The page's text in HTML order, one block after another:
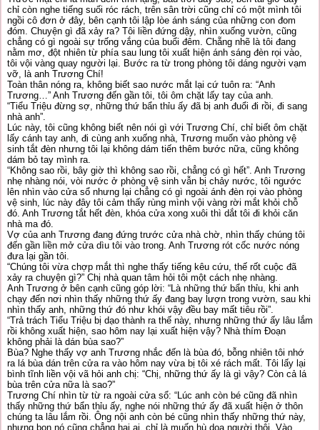
chỉ còn nghe tiếng suối róc rách, trên sân trời cũng chỉ có một mình tôi
ngồi cô đơn ở đây, bên cạnh tôi lập lòe ánh sáng của những con đom
đóm. Chuyện gì đã xảy ra? Tôi liền đứng dậy, nhìn xuống vườn, cũng
chẳng có gì ngoài sự trống vắng của buổi đêm. Chẵng nhẽ là tôi đang
nằm mơ, đột nhiên từ phía sau lung tôi xuất hiện ánh sáng đèn rọi vào,
tôi vội vàng quay người lại. Bước ra từ trong phòng tôi dáng người vạm
vỡ, là anh Trương Chí!
Toàn thân nóng ra, không biết sao nước mắt lại cứ tuôn ra: “Anh
Trương…” Anh Trương đến gần tôi, tôi ôm chặt lấy tay của anh.
“Tiểu Triệu đừng sợ, những thứ bẩn thỉu ấy đã bị anh đuổi đi rồi, đi sang
nhà anh”.
Lúc này, tôi cũng không biết nên nói gì với Trương Chí, chỉ biết ôm chặt
lấy cánh tay anh, đi cùng anh xuống nhà, Trương muốn vào phòng vệ
sinh tắt đèn nhưng tôi lại không dám tiến thêm bước nữa, cũng không
dám bỏ tay mình ra.
“Không sao rồi, bây giờ thì không sao rồi, chẳng có gì hết”. Anh Trương
nhẹ nhàng nói, vòi nước ở phòng vệ sinh vẫn bị chảy nước, tôi ngước
lên nhìn vào cửa sổ nhưng lại chẳng có gì ngoài ánh đèn rọi vào phòng
vệ sinh, lúc này đây tôi cảm thấy rùng mình vội vàng rời mắt khỏi chỗ
đó. Anh Trương tắt hết đèn, khóa cửa xong xuôi thì dắt tôi đi khỏi căn
nhà ma đó.
Vợ của anh Trương đang đứng trước cửa nhà chờ, nhìn thấy chúng tôi
đến gần liền mở cửa dìu tôi vào trong. Anh Trương rót cốc nước nóng
đưa lại gần tôi.
“Chúng tôi vừa chợp mắt thì nghe thấy tiếng kêu cứu, thế rốt cuộc đã
xảy ra chuyện gì?” Chị nhà quan tâm hỏi tôi một cách nhẹ nhàng.
Anh Trương ở bên cạnh cũng góp lời: “Là những thứ bẩn thỉu, khi anh
chạy đến nơi nhìn thấy những thứ ấy đang bay lượn trong vườn, sau khi
nhìn thấy anh, những thứ đó như khói vậy đều bay mất tiêu rồi”.
“Trả trách Tiểu Triệu bị dạo thành ra thế này, nhưng những thứ ấy lâu lắm
rồi không xuất hiện, sao hôm nay lại xuất hiện vậy? Nhà thím Đoạn
không phải là dán bùa sao?”
Bùa? Nghe thấy vợ anh Trương nhắc đến là bùa đó, bỗng nhiên tôi nhớ
ra lá bùa dán trên cửa ra vào hôm nay vừa bị tôi xé rách mất. Tôi lấy lại
bình tĩnh liền vội vã hỏi anh chị: “Chị, những thứ ấy là gì vậy? Còn cả lá
bùa trên cửa nữa là sao?”
Trương Chí nhìn từ từ ra ngoài cửa sổ: “Lúc anh còn bé cũng đã nhìn
thấy những thứ bẩn thỉu ấy, nghe nói những thứ ấy đã xuất hiện ở thôn
chúng ta lâu lắm rồi. Ông nội anh còn bé cũng nhìn thấy những thứ này,
nhưng bọn nó cũng chẳng hại ai, chỉ là muốn hù dọa người thôi. Vào